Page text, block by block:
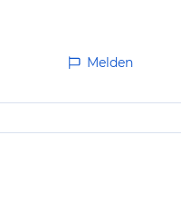
wir durftenMelden